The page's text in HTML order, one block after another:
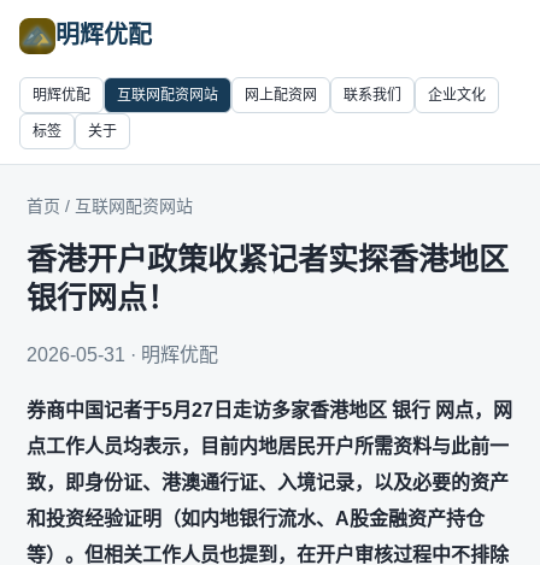
明辉优配
明辉优配 互联网配资网站 网上配资网 联系我们 企业文化
标签 关于
首页 / 互联网配资网站
香港开户政策收紧记者实探香港地区
银行网点！
2026-05-31 · 明辉优配
券商中国记者于5月27日走访多家香港地区 银行 网点，网
点工作人员均表示，目前内地居民开户所需资料与此前一
致，即身份证、港澳通行证、入境记录，以及必要的资产
和投资经验证明（如内地银行流水、A股金融资产持仓
等）。但相关工作人员也提到，在开户审核过程中不排除